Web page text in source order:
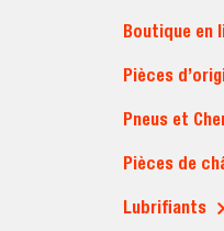
Boutique en
Pièces
Pneus et
Pièces de
Lubrifiants